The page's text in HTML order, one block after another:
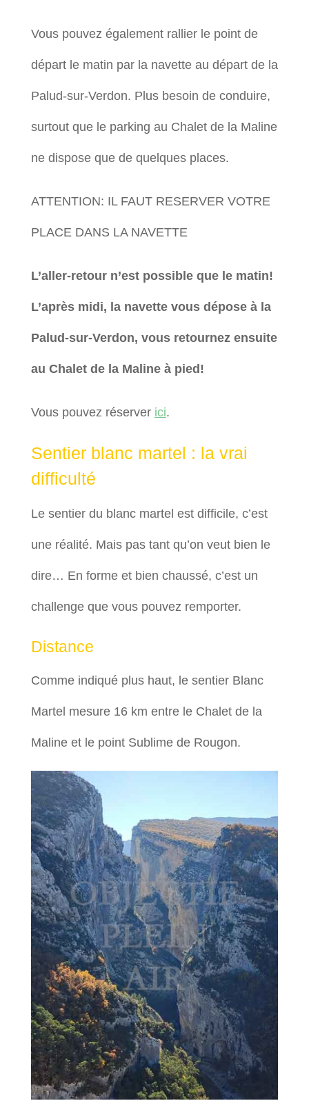
Vous pouvez également rallier le point de
départ le matin par la navette au départ de la
Palud-sur-Verdon. Plus besoin de conduire,
surtout que le parking au Chalet de la Maline
ne dispose que de quelques places.
ATTENTION: IL FAUT RESERVER VOTRE
PLACE DANS LA NAVETTE
L’aller-retour n’est possible que le matin!
L’après midi, la navette vous dépose à la
Palud-sur-Verdon, vous retournez ensuite
au Chalet de la Maline à pied!
Vous pouvez réserver ici.
Sentier blanc martel : la vrai
difficulté
Le sentier du blanc martel est difficile, c’est
une réalité. Mais pas tant qu’on veut bien le
dire… En forme et bien chaussé, c’est un
challenge que vous pouvez remporter.
Distance
Comme indiqué plus haut, le sentier Blanc
Martel mesure 16 km entre le Chalet de la
Maline et le point Sublime de Rougon.